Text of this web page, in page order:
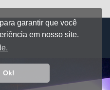
garantir que você
em nosso site.
Ok!